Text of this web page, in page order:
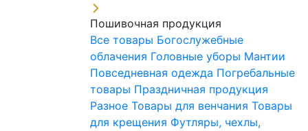
Пошивочная продукция
Все товары Богослужебные
облачения Головные уборы Мантии
Повседневная одежда Погребальные
товары Праздничная продукция
Разное Товары для венчания Товары
для крещения Футляры, чехлы,